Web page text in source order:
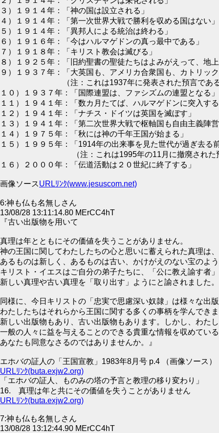
３）１９１４年：「神の国は設立される」
４）１９１４年：「第一次世界大戦で勝利を収める国はない」
５）１９１４年：「異邦人による統治は終わる」
６）１９１６年：「今はハルマゲドンの真っ最中である」
７）１９１８年：「キリスト教会は滅びる」
８）１９２５年：「旧約聖書の聖徒たちはよみがえって、地
９）１９３７年：「大英国も、アメリカ合衆国も、カトリッ
（注：これは1937年に発表された預言であ
１０）１９３７年：「国際連盟は、ファシズムの連盟となる
１１）１９４１年：「数カ月たてば、ハルマゲドンに突入す
１２）１９４１年：「ナチス・ドイツは英国を滅ぼす」
１３）１９４１年：「第二次世界大戦で枢軸国も自由主義陣
１４）１９７５年：「秋には神の千年王国が始まる」
１５）１９９５年：「1914年の出来事を見た世代が過ぎ去る
（注：これは1995年の11月に撤廃された預
１６）２０００年：「伝道活動は２０世紀に終了する」
画像ソースURLﾘﾝｸ(www.jesuscom.net)
6:神も仏も名無しさん
13/08/28 13:11:14.80 MErCC4hT
『古い出版物を用いて
真理は年とともにその価値を失うことがありません。
神の王国に関してわたしたちの心と思いに蓄えられた真理は、
あるものは新しく、あるものは古い、かけがえのない宝のよ
キリスト・イエスはご自分の弟子たちに、「公に教え諭す者
新しい真理や古い真理を「取り出す」ようにと諭されました
同様に、今日キリストの「忠実で思慮深い奴隷」は様々な出
わたしたちはそれらから王国に関する多くの事柄を学んでき
新しい出版物もあり、古い出版物もあります。しかし、わた
一般の人々に益を与えることのできる貴重な情報を収めてい
あなたも同意なさるのではありませんか。』
エホバの証人の「王国宣教」1983年8月号 p.4 （画像ソース）
URLﾘﾝｸ(buta.exjw2.org)
「エホバの証人、ものみの塔の予言と教理の移り変わり」
16. 真理は年と共にその価値を失うことがありません
URLﾘﾝｸ(buta.exjw2.org)
7:神も仏も名無しさん
13/08/28 13:12:44.90 MErCC4hT